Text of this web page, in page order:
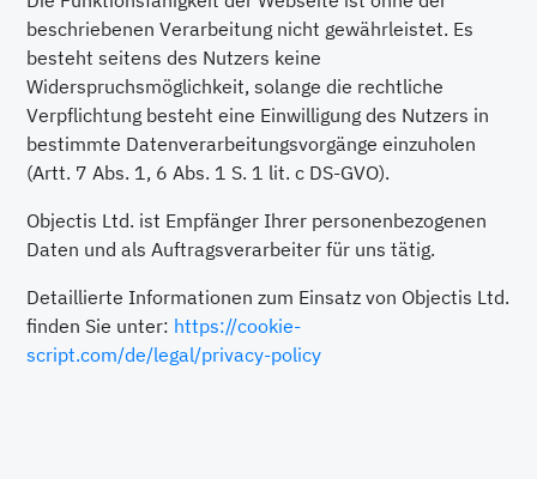
beschriebenen Verarbeitung nicht gewährleistet. Es
besteht seitens des Nutzers keine
Widerspruchsmöglichkeit, solange die rechtliche
Verpflichtung besteht eine Einwilligung des Nutzers in
bestimmte Datenverarbeitungsvorgänge einzuholen
(Artt. 7 Abs. 1, 6 Abs. 1 S. 1 lit. c DS-GVO).
Objectis Ltd. ist Empfänger Ihrer personenbezogenen
Daten und als Auftragsverarbeiter für uns tätig.
Detaillierte Informationen zum Einsatz von Objectis Ltd.
finden Sie unter: https://cookie-
script.com/de/legal/privacy-policy